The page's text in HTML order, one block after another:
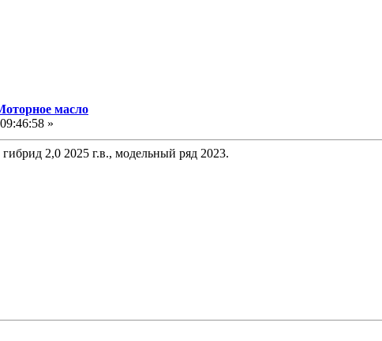
масло
»
2,0 2025 г.в., модельный ряд 2023.